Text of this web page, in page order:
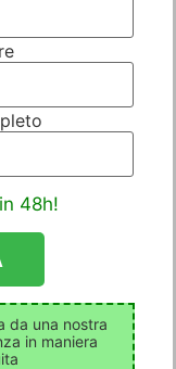
48h!
da una nostra
in maniera